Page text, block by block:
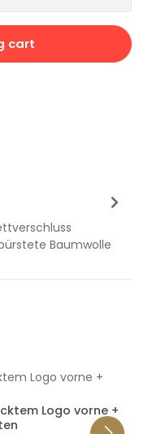
cart
Baumwolle
Logo vorne +